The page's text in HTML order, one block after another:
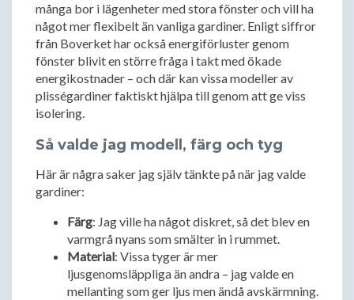
många bor i lägenheter med stora fönster och vill ha
något mer flexibelt än vanliga gardiner. Enligt siffror
från Boverket har också energiförluster genom
fönster blivit en större fråga i takt med ökade
energikostnader – och där kan vissa modeller av
plisségardiner faktiskt hjälpa till genom att ge viss
isolering.
Så valde jag modell, färg och tyg
Här är några saker jag själv tänkte på när jag valde
gardiner:
Färg: Jag ville ha något diskret, så det blev en
varmgrå nyans som smälter in i rummet.
Material: Vissa tyger är mer
ljusgenomsläppliga än andra – jag valde en
mellanting som ger ljus men ändå avskärmning.